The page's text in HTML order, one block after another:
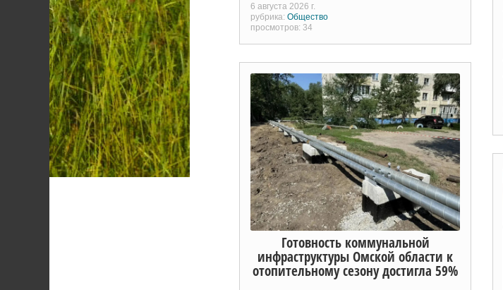
6 августа 2026 г.
рубрика: Общество
просмотров: 34
Готовность коммунальной
инфраструктуры Омской области к
отопительному сезону достигла 59%